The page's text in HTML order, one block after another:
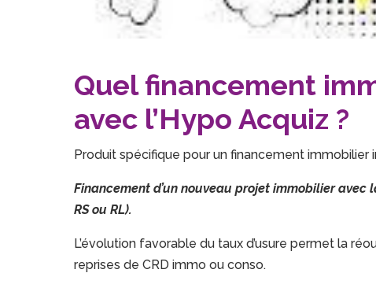
Quel financement
avec l’Hypo Acquiz ?
Produit spécifique pour un financement immobilier
Financement d’un nouveau projet immobilier avec
RS ou RL).
L’évolution favorable du taux d’usure permet la
reprises de CRD immo ou conso.